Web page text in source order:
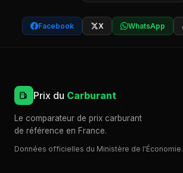
Facebook X WhatsApp
Prix du Carburant
Le comparateur de prix carburant
de référence en France.
Données officielles du Ministère de l'Économie.